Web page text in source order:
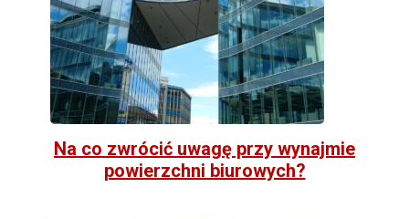
Na co zwrócić uwagę przy wynajmie
powierzchni biurowych?